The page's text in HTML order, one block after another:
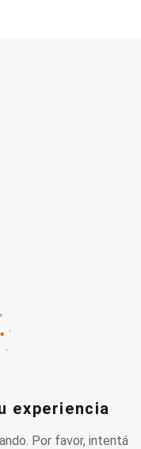
experiencia
Por favor, intentá